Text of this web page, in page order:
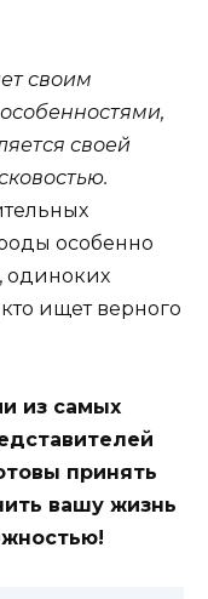
своим
своей
особенно
одиноких
ищет верного
из самых
принять
вашу жизнь